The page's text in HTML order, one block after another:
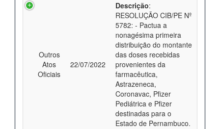
Outros
Atos
Oficiais
22/07/2022
Descrição:
RESOLUÇÃO CIB/PE Nº
5782: - Pactua a
nonagésima primeira
distribuição do montante
das doses recebidas
provenientes da
farmacêutica,
Astrazeneca,
Coronavac, Pfizer
Pediátrica e Pfizer
destinadas para o
Estado de Pernambuco.